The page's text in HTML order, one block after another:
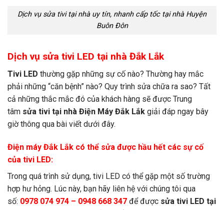
Dịch vụ sửa tivi tại nhà uy tín, nhanh cấp tốc tại nhà Huyện
Buôn Đôn
Dịch vụ sửa tivi LED tại nhà Đắk Lắk
Tivi LED thường gặp những sự cố nào? Thường hay mắc
phải những “căn bệnh” nào? Quy trình sửa chữa ra sao? Tất
cả những thắc mắc đó của khách hàng sẽ được Trung
tâm sửa tivi tại nhà Điện Máy Đắk Lắk giải đáp ngay bây
giờ thông qua bài viết dưới đây.
Điện máy Đắk Lắk có thể sửa được hầu hết các sự cố
của tivi LED:
Trong quá trình sử dụng, tivi LED có thể gặp một số trường
hợp hư hỏng. Lúc này, bạn hãy liên hệ với chúng tôi qua
số: 0978 074 974 – 0948 668 347 để được sửa tivi LED tại